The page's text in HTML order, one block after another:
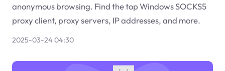
anonymous browsing. Find the top Windows SOCKS5
proxy client, proxy servers, IP addresses, and more.
2025-03-24 04:30